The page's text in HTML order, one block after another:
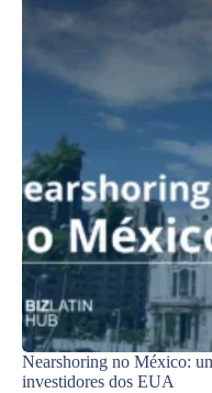
Nearshoring no México:
investidores dos EUA